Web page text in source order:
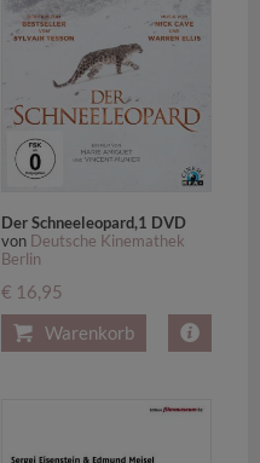
Der Schneeleopard,1 DVD
von Deutsche Kinemathek
Berlin
€ 16,95
Warenkorb